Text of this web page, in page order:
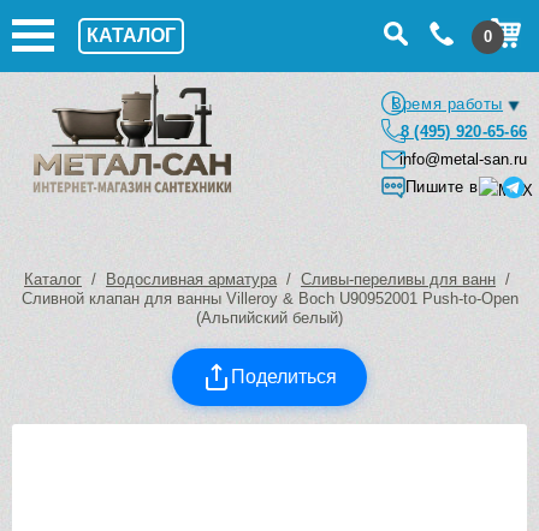
КАТАЛОГ 0
Время работы
8 (495) 920-65-66
info@metal-san.ru
Пишите в
Каталог / Водосливная арматура/ Сливы-переливы для ванн /
Сливной клапан для ванны Villeroy & Boch U90952001 Push-to-Open
(Альпийский белый)
Поделиться